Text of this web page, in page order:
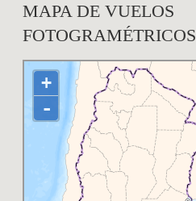
MAPA DE VUELOS
FOTOGRAMÉTRICOS